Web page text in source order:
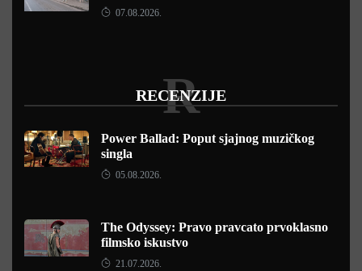
07.08.2026.
RECENZIJE
R
Power Ballad: Poput sjajnog muzičkog
singla
05.08.2026.
The Odyssey: Pravo pravcato prvoklasno
filmsko iskustvo
21.07.2026.